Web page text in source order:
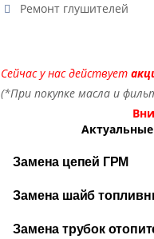
Ремонт глушителей
Сейчас у нас действует
(*При покупке масла и
Замена цепей ГРМ
Замена шайб
Замена трубок